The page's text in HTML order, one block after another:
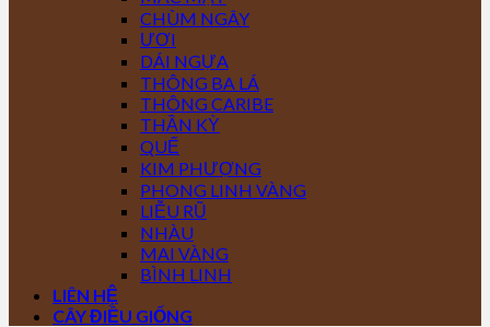
CHÙM NGÂY
ƯƠI
DÁI NGỰA
THÔNG BA LÁ
THÔNG CARIBE
THẦN KỲ
QUẾ
KIM PHƯỢNG
PHONG LINH VÀNG
LIỄU RŨ
NHÀU
MAI VÀNG
BÌNH LINH
LIÊN HỆ
CÂY ĐIỀU GIỐNG